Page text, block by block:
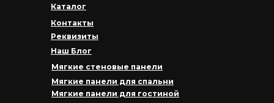
Мягкие стеновые панели
Мягкие панели для гостиной
Мягкие панели для спальни
Каталог
Контакты
Реквизиты
Наш Блог